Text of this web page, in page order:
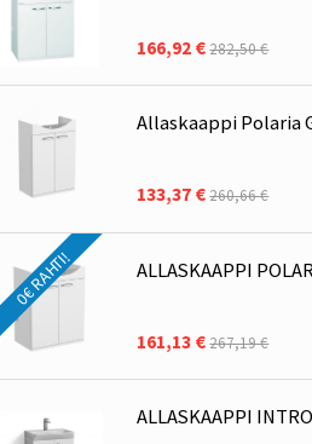
166,92 €282,50 €
Allaskaappi Polaria
133,37 €260,66 €
0€ RAHTI! ALLASKAAPPI
161,13 €267,19 €
ALLASKAAPPI